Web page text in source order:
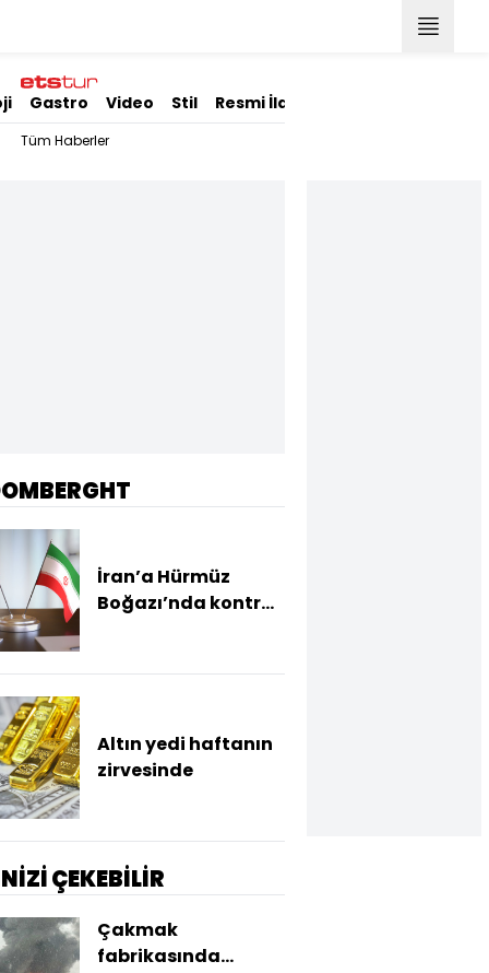
Gastro Video Stil Resmi İlanlar
Tüm Haberler
İran’a Hürmüz
Boğazı’nda kontrol
Altın yedi haftanın
zirvesinde
ÇEKEBİLİR
Çakmak
fabrikasında